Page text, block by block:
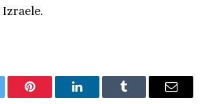
Pinterest LinkedInTumblr Email